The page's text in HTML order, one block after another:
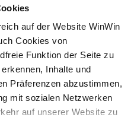
auf der Website WinWin
Cookies von
Funktion der Seite zu
Inhalte und
Präferenzen abzustimmen,
mit sozialen Netzwerken
auf unserer Website zu
des
spezifischen
nach den im
Kriterien
und mündlich zu